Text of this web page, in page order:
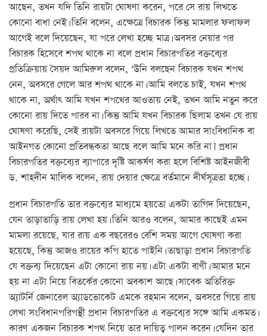
আছেন, তখন যদি তিনি রায়টা ঘোষণা করেন, পরে সে রায় লিখতে
কোনো বাধা নেই। তিনি বলেন, এক্ষেত্রে বিচারক কিন্তু মামলার ফলাফল
আগেই বলে দিয়েছেন, যা পরে লেখা হচ্ছে মাত্র। অবসর নেয়ার পর
বিচারক হিসেবে শপথ থাকে না বলে প্রধান বিচারপতির বক্তব্যের
প্রতিক্রিয়ায় সৈয়দ আমিরুল বলেন, ‘উনি বলছেন বিচারক যখন শপথ
নেন, অবসরে গেলে আর শপথ থাকে না। আমি বলতে চাই, যখন শপথ
থাকে না, অর্থাৎ আমি যখন শপথের আওতায় নেই, তখন আমি নতুন করে
কোনো রায় দিতে পারব না। কিন্তু আমি যখন বিচারক ছিলাম তখন যে রায়
ঘোষণা করেছি, সেই রায়টা অবসরে গিয়ে লিখতে আমার সাংবিধানিক বা
আইনগত কোনো প্রতিবন্ধকতা আছে বলে আমি মনে করি না।’ প্রধান
বিচারপতির বক্তব্যের ব্যাপারে দৃষ্টি আকর্ষণ করা হলে বিশিষ্ট আইনজীবী
ড. শাহদীন মালিক বলেন, রায় দেয়ার ক্ষেত্রে বর্তমানে দীর্ঘসূত্রতা হচ্ছে।
প্রধান বিচারপতি তার বক্তব্যের মাধ্যমে হয়তো একটা তাগিদ দিয়েছেন,
যেন তাড়াতাড়ি রায় লেখা হয়। তিনি আরও বলেন, আমার কাছেই এমন
মামলা রয়েছে, যার রায় এক বছরেরও বেশি সময় আগে ঘোষণা করা
হয়েছে, কিন্তু আজও রায়ের কপি হাতে পাইনি। তাছাড়া প্রধান বিচারপতি
যে বক্তব্য দিয়েছেন এটা কোনো রায় নয়। এটা একটা বাণী। আমার মনে
হয় না এটা নিয়ে বিতর্কের কোনো অবকাশ আছে। সাবেক অতিরিক্ত
অ্যাটর্নি জেনারেল অ্যাডভোকেট এমকে রহমান বলেন, অবসরে গিয়ে রায়
লেখা সংবিধানপরিপন্থী প্রধান বিচারপতির এ বক্তব্যের সঙ্গে আমি একমত।
কারণ একজন বিচারক শপথ নিয়ে তার দায়িত্ব পালন করেন। যেদিন তার